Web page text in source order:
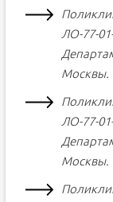
ЛО-77-
Москвы.
ЛО-77-
Москвы.